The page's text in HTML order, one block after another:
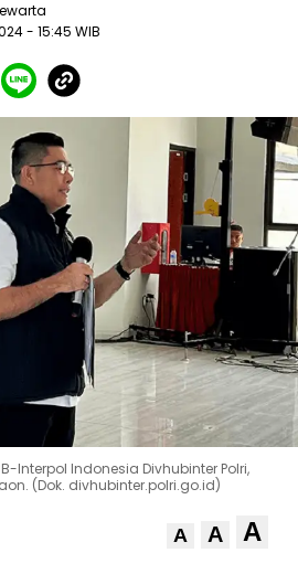
- 15:45 WIB
Interpol Indonesia Divhubinter Polri,
(Dok. divhubinter.polri.go.id)
A A A